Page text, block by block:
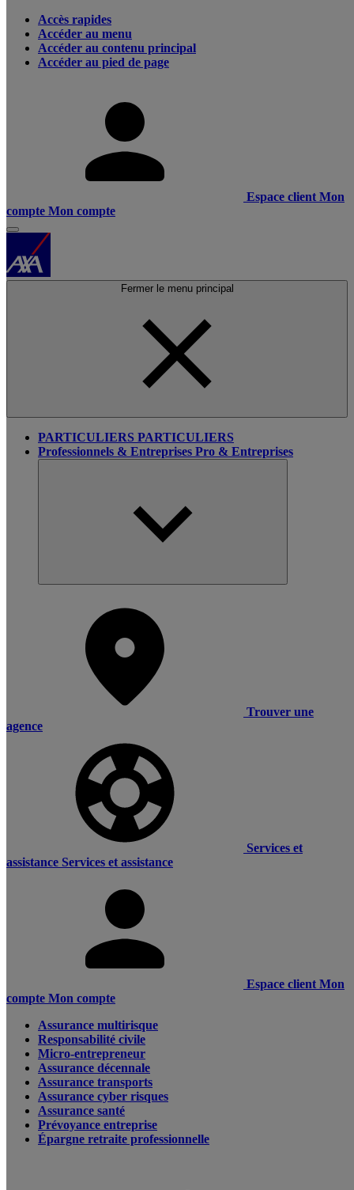
Accès rapides
Accéder au menu
Accéder au contenu principal
Accéder au pied de page
Espace client Mon
compte Mon compte
Fermer le menu principal
PARTICULIERS PARTICULIERS
Professionnels & Entreprises Pro & Entreprises
Trouver une
agence
Services et
assistance Services et assistance
Espace client Mon
compte Mon compte
Assurance multirisque
Responsabilité civile
Micro-entrepreneur
Assurance décennale
Assurance transports
Assurance cyber risques
Assurance santé
Prévoyance entreprise
Épargne retraite professionnelle